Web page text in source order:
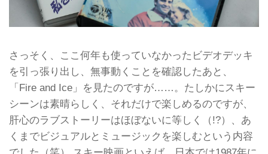
さっそく、ここ何年も使っていなかったビデオデッキ
を引っ張り出し、無事動くことを確認したあと、
「Fire and Ice」を見たのですが……。たしかにスキー
シーンは素晴らしく、それだけで楽しめるのですが、
肝心のラブストーリーはほぼないに等しく（!?）、あ
くまでビジュアルとミュージックを楽しむという内容